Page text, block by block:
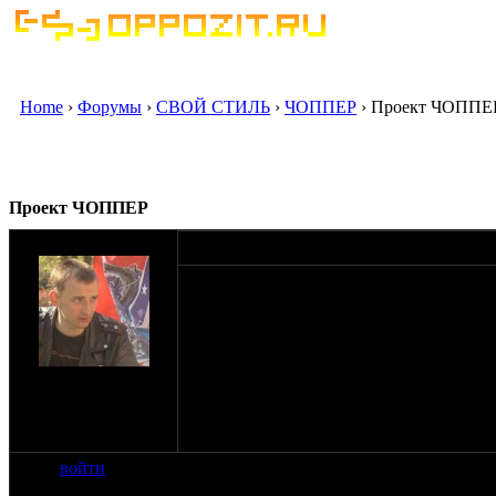
Home › Форумы › СВОЙ СТИЛЬ › ЧОППЕР › Проект
Проект ЧОППЕР
войти